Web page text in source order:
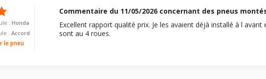
: Honda
: Accord
le pneu
Commentaire du 11/05/2026 concernant des pneus
Excellent rapport qualité prix. Je les avaient déjà installé à l
sont au 4 roues.